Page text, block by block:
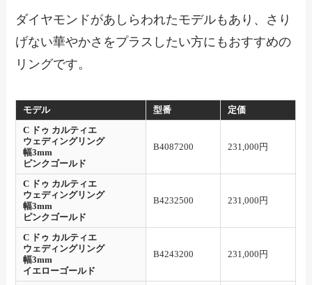
ダイヤモンドがあしらわれたモデルもあり、さり
げない華やかさをプラスしたい方にもおすすめの
リングです。
モデル 型番
定価
C ドゥ カルティエ
ウェディングリング
幅3mm
ピンクゴールド
B4087200 231,000円
C ドゥ カルティエ
ウェディングリング
幅3mm
ピンクゴールド
B4232500 231,000円
C ドゥ カルティエ
ウェディングリング
幅3mm
イエローゴールド
B4243200 231,000円